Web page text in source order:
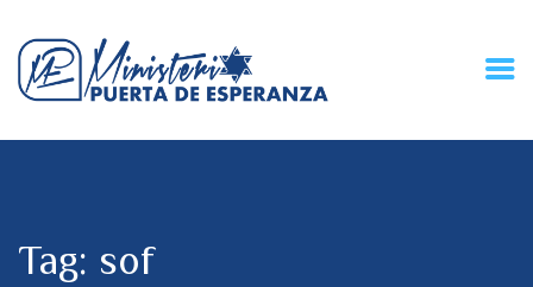
Tag: sofMPE TV